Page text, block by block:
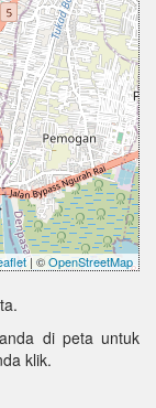
|©OpenStreetMap
di peta untuk
klik.